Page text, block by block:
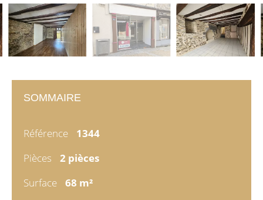
SOMMAIRE
Référence
1344
Pièces
2 pièces
Surface
68 m²